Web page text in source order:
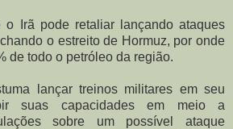
o Irã pode retaliar lançando ataques
o estreito de Hormuz, por onde
de todo o petróleo da região.
lançar treinos militares em seu
suas capacidades em meio a
sobre um possível ataque